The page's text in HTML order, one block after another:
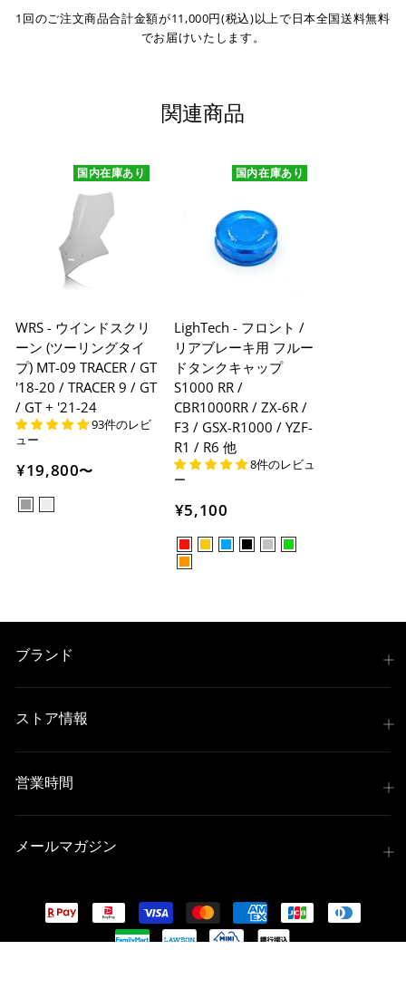
1回のご注文商品合計金額が11,000円(税込)以上で日本全国送料無料
でお届けいたします。
関連商品
国内在庫あり
WRS - ウインドスクリ
ーン (ツーリングタイ
プ) MT-09 TRACER / GT
'18-20 / TRACER 9 / GT
/ GT + '21-24
93件のレビ
ュー
¥19,800〜
国内在庫あり
LighTech - フロント /
リアブレーキ用 フルー
ドタンクキャップ
S1000 RR /
CBR1000RR / ZX-6R /
F3 / GSX-R1000 / YZF-
R1 / R6 他
8件のレビュ
ー
¥5,100
ブランド
ストア情報
営業時間
メールマガジン